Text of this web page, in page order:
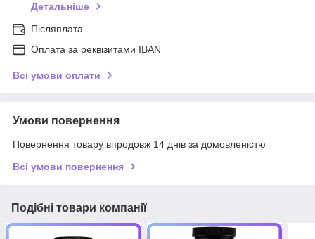
Детальніше
Післяплата
Оплата за реквізитами IBAN
Всі умови оплати
Умови повернення
Повернення товару впродовж 14 днів за домовленістю
Всі умови повернення
Подібні товари компанії